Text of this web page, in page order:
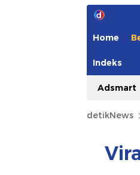
Home
Indeks
Adsmart
detikNews